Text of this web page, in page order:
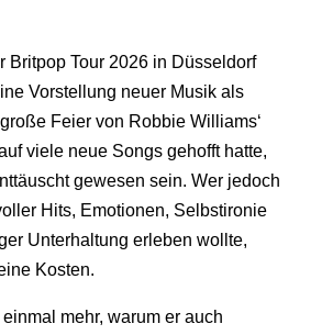
Britpop Tour 2026 in Düsseldorf
Vorstellung neuer Musik als
Feier von Robbie Williams‘
viele neue Songs gehofft hatte,
gewesen sein. Wer jedoch
Hits, Emotionen, Selbstironie
Unterhaltung erleben wollte,
Kosten.
mehr, warum er auch